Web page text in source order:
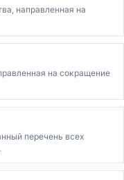
направленная на
на сокращение
перечень всех